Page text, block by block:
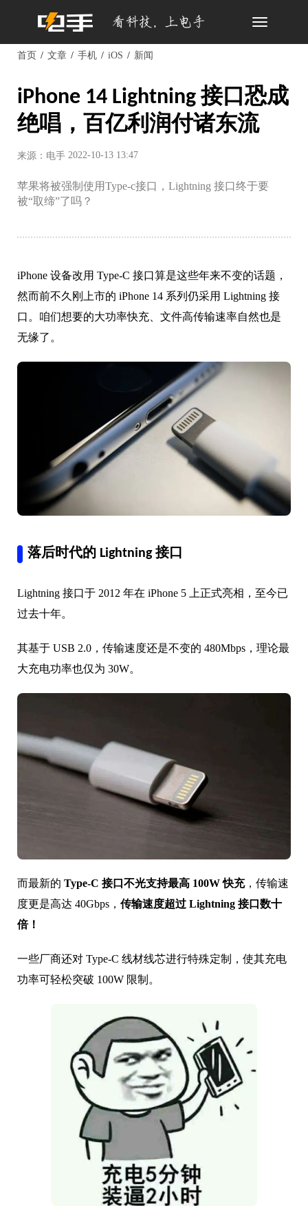
Toggle
首页 文章 手机 iOS 新闻
iPhone 14 Lightning 接口恐成
绝唱，百亿利润付诸东流
来源：电手 2022-10-13 13:47
苹果将被强制使用Type-c接口，Lightning 接口终于要
被“取缔”了吗？
iPhone 设备改用 Type-C 接口算是这些年来不变的话题，
然而前不久刚上市的 iPhone 14 系列仍采用 Lightning 接
口。咱们想要的大功率快充、文件高传输速率自然也是
无缘了。
落后时代的 Lightning 接口
Lightning 接口于 2012 年在 iPhone 5 上正式亮相，至今已
过去十年。
其基于 USB 2.0，传输速度还是不变的 480Mbps，理论最
大充电功率也仅为 30W。
而最新的 Type-C 接口不光支持最高 100W 快充，传输速
度更是高达 40Gbps， 传输速度超过 Lightning 接口数十
倍！
一些厂商还对 Type-C 线材线芯进行特殊定制，使其充电
功率可轻松突破 100W 限制。